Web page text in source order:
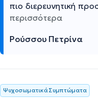
πιο διερευνητική
περισσότερα
Ρούσσου Πετρίνα
Ψυχοσωματικά Συμπτώματα